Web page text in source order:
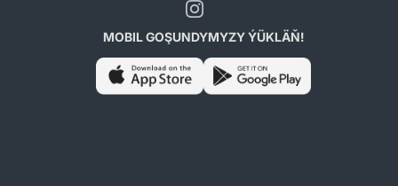
MOBIL GOŞUNDYMYZY ÝÜKLÄŇ!